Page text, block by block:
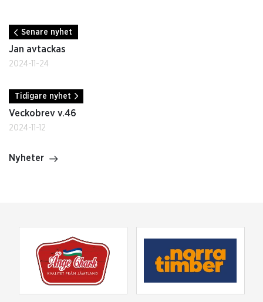
Senare nyhet
Jan avtackas
2024-11-24
Tidigare nyhet
Veckobrev v.46
2024-11-12
Nyheter